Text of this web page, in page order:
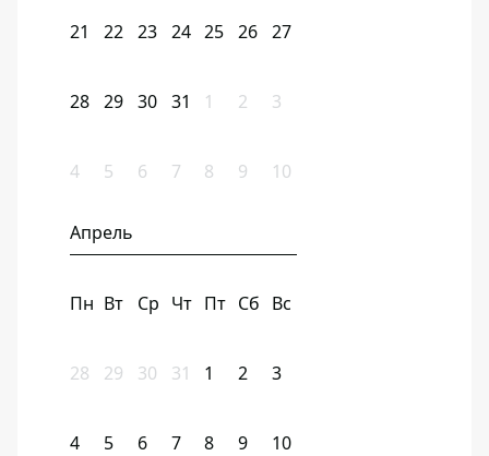
21 22 23 24 25 26 27
28 29 30 31 1 2 3
4 5 6 7 8 9 10
Апрель
Пн Вт Ср Чт Пт Сб Вс
28 29 30 31 1 2 3
4 5 6 7 8 9 10